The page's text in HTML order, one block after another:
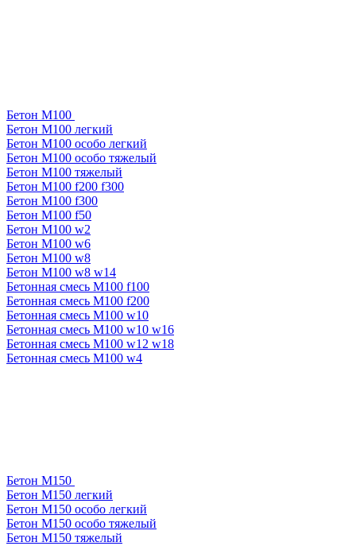
Бетон М100
Бетон М100 легкий
Бетон М100 особо легкий
Бетон М100 особо тяжелый
Бетон М100 тяжелый
Бетон М100 f200 f300
Бетон М100 f300
Бетон М100 f50
Бетон М100 w2
Бетон М100 w6
Бетон М100 w8
Бетон М100 w8 w14
Бетонная смесь М100 f100
Бетонная смесь М100 f200
Бетонная смесь М100 w10
Бетонная смесь М100 w10 w16
Бетонная смесь М100 w12 w18
Бетонная смесь М100 w4
Бетон М150
Бетон М150 легкий
Бетон М150 особо легкий
Бетон М150 особо тяжелый
Бетон М150 тяжелый